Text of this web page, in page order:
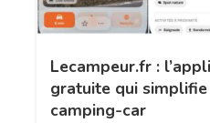
Lecampeur.fr :
gratuite qui
camping-car